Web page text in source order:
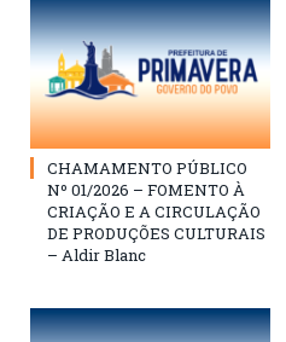
CHAMAMENTO PÚBLICO
Nº 01/2026 – FOMENTO À
CRIAÇÃO E A CIRCULAÇÃO
DE PRODUÇÕES CULTURAIS
– Aldir Blanc